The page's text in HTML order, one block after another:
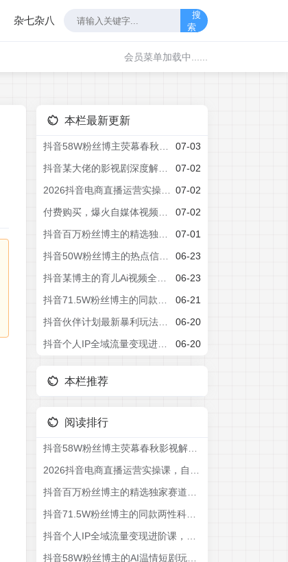
杂七杂八
搜
索
会员菜单加载中......
本栏最新更新
07-03
07-02
07-02
07-02
07-01
06-23
06-23
06-21
06-20
06-20
本栏推荐
阅读排行